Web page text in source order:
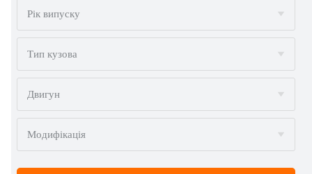
BMW
BYD
CADILLAC
CHERY
CHEVROLET
Рік випуску
Тип кузова
Двигун
Модифікація